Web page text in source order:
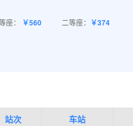
座： ￥560 二等座： ￥374
站次 车站